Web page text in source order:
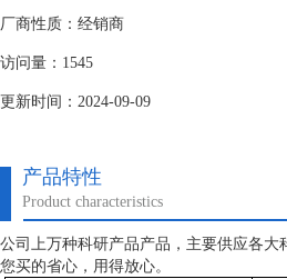
厂商性质：经销商
访问量：1545
更新时间：2024-09-09
产品特性
Product characteristics
公司上万种科研产品产品，主要供应各
您买的省心，用得放心。